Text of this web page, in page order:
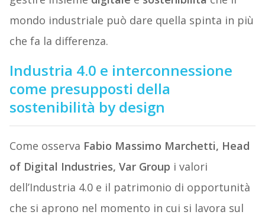
mondo industriale può dare quella spinta in più
che fa la differenza.
Industria 4.0 e interconnessione
come presupposti della
sostenibilità by design
Come osserva Fabio Massimo Marchetti, Head
of Digital Industries, Var Group i valori
dell’Industria 4.0 e il patrimonio di opportunità
che si aprono nel momento in cui si lavora sul